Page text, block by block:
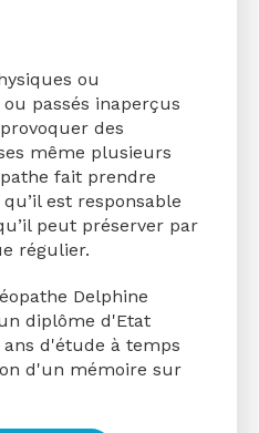
ou
ou passés inaperçus
des
même plusieurs
fait prendre
est responsable
peut préserver par
régulier.
Delphine
diplôme d'Etat
d'étude à temps
d'un mémoire sur